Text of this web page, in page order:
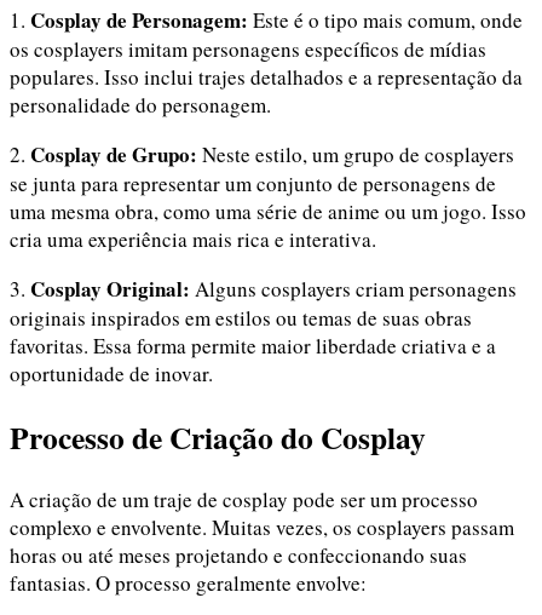
1. Cosplay de Personagem: Este é o tipo mais comum, onde
os cosplayers imitam personagens específicos de mídias
populares. Isso inclui trajes detalhados e a representação da
personalidade do personagem.
2. Cosplay de Grupo: Neste estilo, um grupo de cosplayers
se junta para representar um conjunto de personagens de
uma mesma obra, como uma série de anime ou um jogo. Isso
cria uma experiência mais rica e interativa.
3. Cosplay Original: Alguns cosplayers criam personagens
originais inspirados em estilos ou temas de suas obras
favoritas. Essa forma permite maior liberdade criativa e a
oportunidade de inovar.
Processo de Criação do Cosplay
A criação de um traje de cosplay pode ser um processo
complexo e envolvente. Muitas vezes, os cosplayers passam
horas ou até meses projetando e confeccionando suas
fantasias. O processo geralmente envolve: